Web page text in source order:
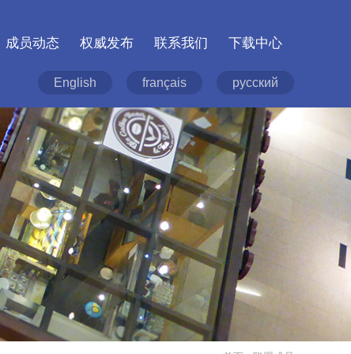
成员动态 权威发布 联系我们 下载中心
English français русский